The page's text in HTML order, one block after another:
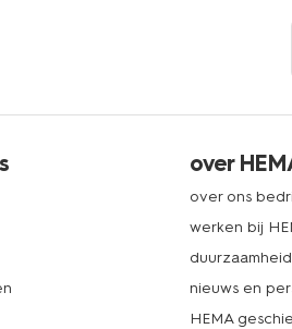
over
over ons
werken bij
duurzaamheid
nieuws en
HEMA